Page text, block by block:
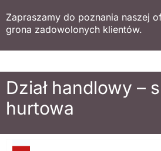
Zapraszamy do poznania naszej
grona zadowolonych klientów.
Dział handlowy –
hurtowa